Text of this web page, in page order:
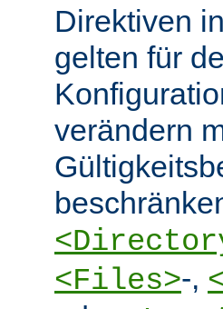
Direktiven
gelten für
verändern
<Files>-,